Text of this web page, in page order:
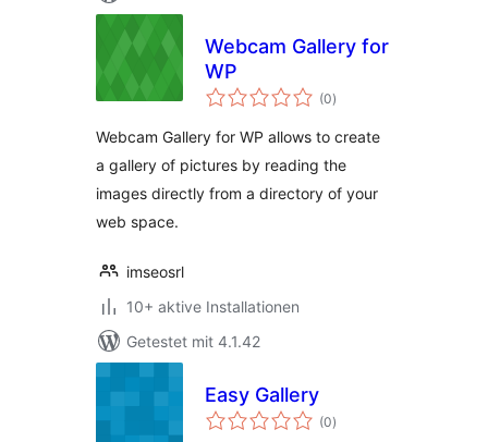
Webcam Gallery for
WP
(0Bewertungen
insgesamt
)
Webcam Gallery for WP allows to create
a gallery of pictures by reading the
images directly from a directory of your
web space.
imseosrl
10+ aktive Installationen
Getestet mit 4.1.42
Easy Gallery
(0Bewertungen
insgesamt
)